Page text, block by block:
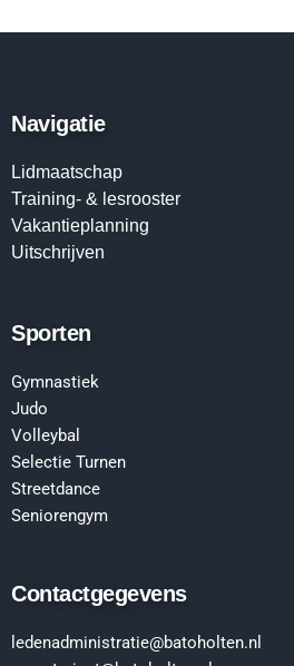
Navigatie
Lidmaatschap
Training- & lesrooster
Vakantieplanning
Uitschrijven
Sporten
Gymnastiek
Judo
Volleyba
Selectie Turnen
Streetdance
Seniorengym
Contactgegevens
ledenadministratie@batoholten.nl